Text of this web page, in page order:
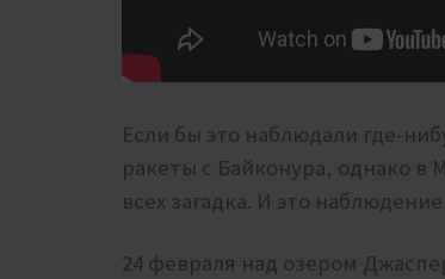
Если бы это наблюдали где-
ракеты с Байконура, однако в
всех загадка. И это
24 февраля над озером